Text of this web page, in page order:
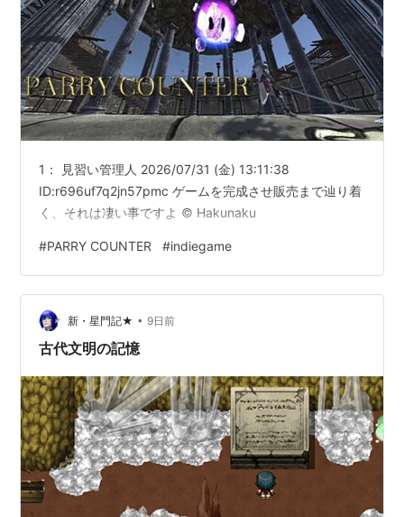
1： 見習い管理人 2026/07/31 (金) 13:11:38
ID:r696uf7q2jn57pmc ゲームを完成させ販売まで辿り着
く、それは凄い事ですよ © Hakunaku
#PARRY COUNTER #indiegame
新・星門記★ • 9日前
古代文明の記憶